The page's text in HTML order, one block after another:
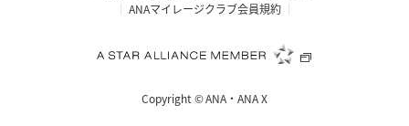
ANAマイレージクラブ会員規約
Copyright ©ANA・ANA X